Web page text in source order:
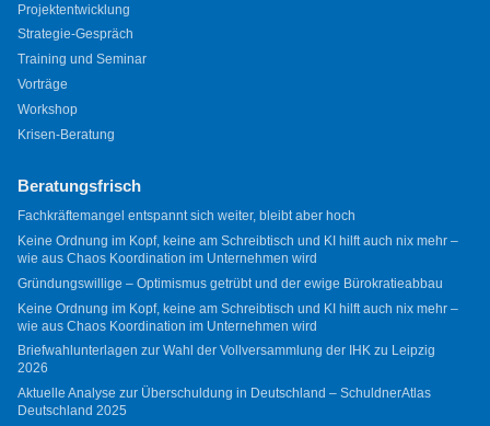
Projektentwicklung
Strategie-Gespräch
Training und Seminar
Vorträge
Workshop
Krisen-Beratung
Beratungsfrisch
Fachkräftemangel entspannt sich weiter, bleibt aber hoch
Keine Ordnung im Kopf, keine am Schreibtisch und KI hilft auch nix mehr –
wie aus Chaos Koordination im Unternehmen wird
Gründungswillige – Optimismus getrübt und der ewige Bürokratieabbau
Keine Ordnung im Kopf, keine am Schreibtisch und KI hilft auch nix mehr –
wie aus Chaos Koordination im Unternehmen wird
Briefwahlunterlagen zur Wahl der Vollversammlung der IHK zu Leipzig
2026
Aktuelle Analyse zur Überschuldung in Deutschland – SchuldnerAtlas
Deutschland 2025